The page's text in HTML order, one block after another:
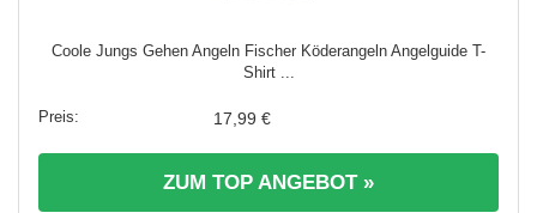
Coole Jungs Gehen Angeln Fischer Köderangeln Angelguide T-
Shirt ...
17,99 €
ZUM TOP ANGEBOT »